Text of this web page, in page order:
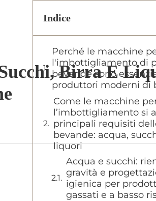
Birra E
Indice
Perché le macchine
l'imbottigliamento di
bevande sono
produttori moderni di
Come le macchine
l’imbottigliamento si
principali requisiti
bevande: acqua,
liquori
Acqua e succhi:
gravità e
igienica per
gassati e a basso